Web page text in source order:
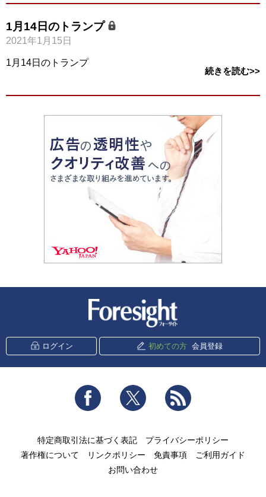
1月14日のトランプ
2021年1月15日
1月14日のトランプ
続きを読む>>
ログイン 初めての方 会員登録
Facebook Twitter
特定商取引法に基づく表記
プライバシーポリシー
著作権について
リンクポリシー 免責事項
ご利用ガイド
お問い合わせ